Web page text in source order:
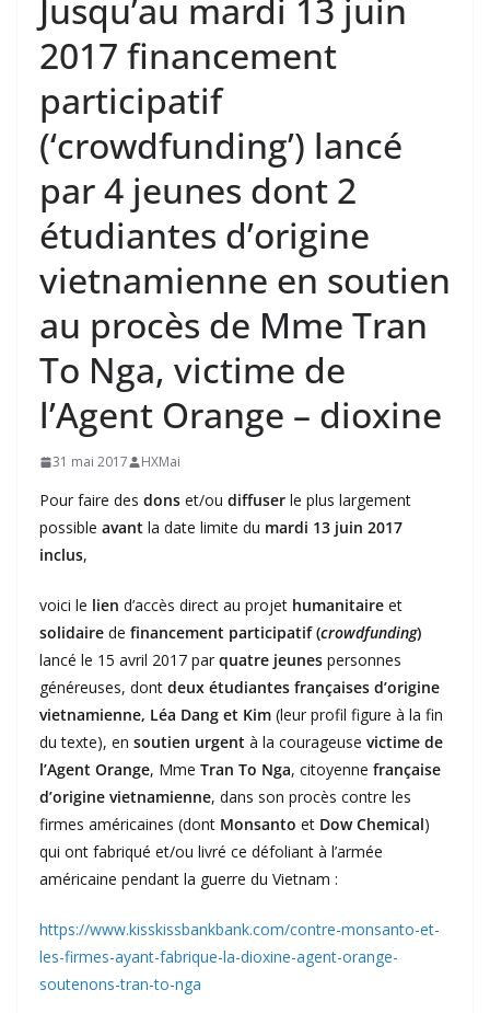
Jusqu’au mardi 13 juin
2017 financement
participatif
(‘crowdfunding’) lancé
par 4 jeunes dont 2
étudiantes d’origine
vietnamienne en soutien
au procès de Mme Tran
To Nga, victime de
l’Agent Orange – dioxine
31 mai 2017 HXMai
Pour faire des dons et/ou diffuser le plus largement
possible avant la date limite du mardi 13 juin 2017
inclus,
voici le lien d’accès direct au projet humanitaire et
solidaire de financement participatif (crowdfunding)
lancé le 15 avril 2017 par quatre jeunes personnes
généreuses, dont deux étudiantes françaises d’origine
vietnamienne, Léa Dang et Kim (leur profil figure à la fin
du texte), en soutien urgent à la courageuse victime de
l’Agent Orange, Mme Tran To Nga, citoyenne française
d’origine vietnamienne, dans son procès contre les
firmes américaines (dont Monsanto et Dow Chemical)
qui ont fabriqué et/ou livré ce défoliant à l’armée
américaine pendant la guerre du Vietnam :
https://www.kisskissbankbank.com/contre-monsanto-et-
les-firmes-ayant-fabrique-la-dioxine-agent-orange-
soutenons-tran-to-nga